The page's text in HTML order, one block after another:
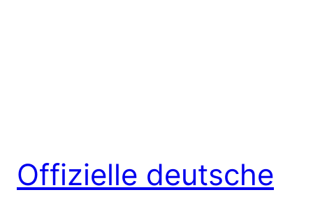
Offizielle deutsche